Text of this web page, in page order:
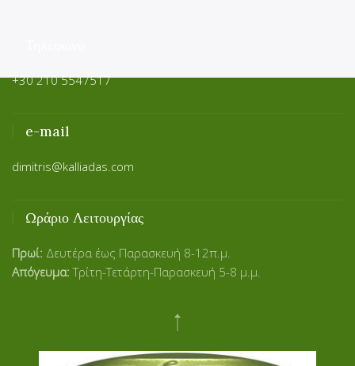
+30 210 5547517
e-mail
dimitris@kalliadas.com
Ωράριο Λειτουργίας
Πρωί: Δευτέρα έως Παρασκευή 8-12π.μ.
Απόγευμα: Τρίτη-Τετάρτη-Παρασκευή 5-8 μ.μ.